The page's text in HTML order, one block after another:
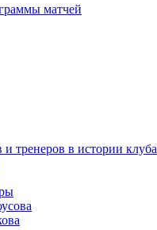
матчей
тренеров в истории клуба